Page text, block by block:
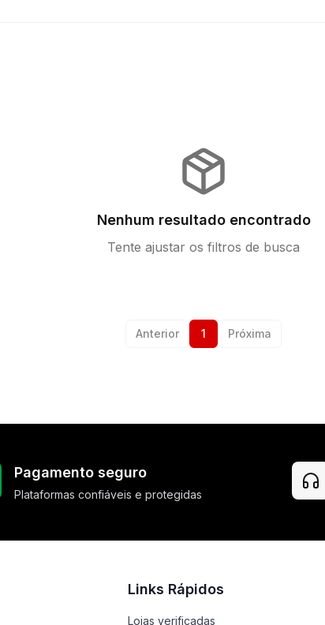
Nenhum resultado encontrado
Tente ajustar os filtros de busca
Anterior 1 Próxima
Pagamento seguro
Plataformas confiáveis e protegidas
Links Rápidos
Lojas verificadas